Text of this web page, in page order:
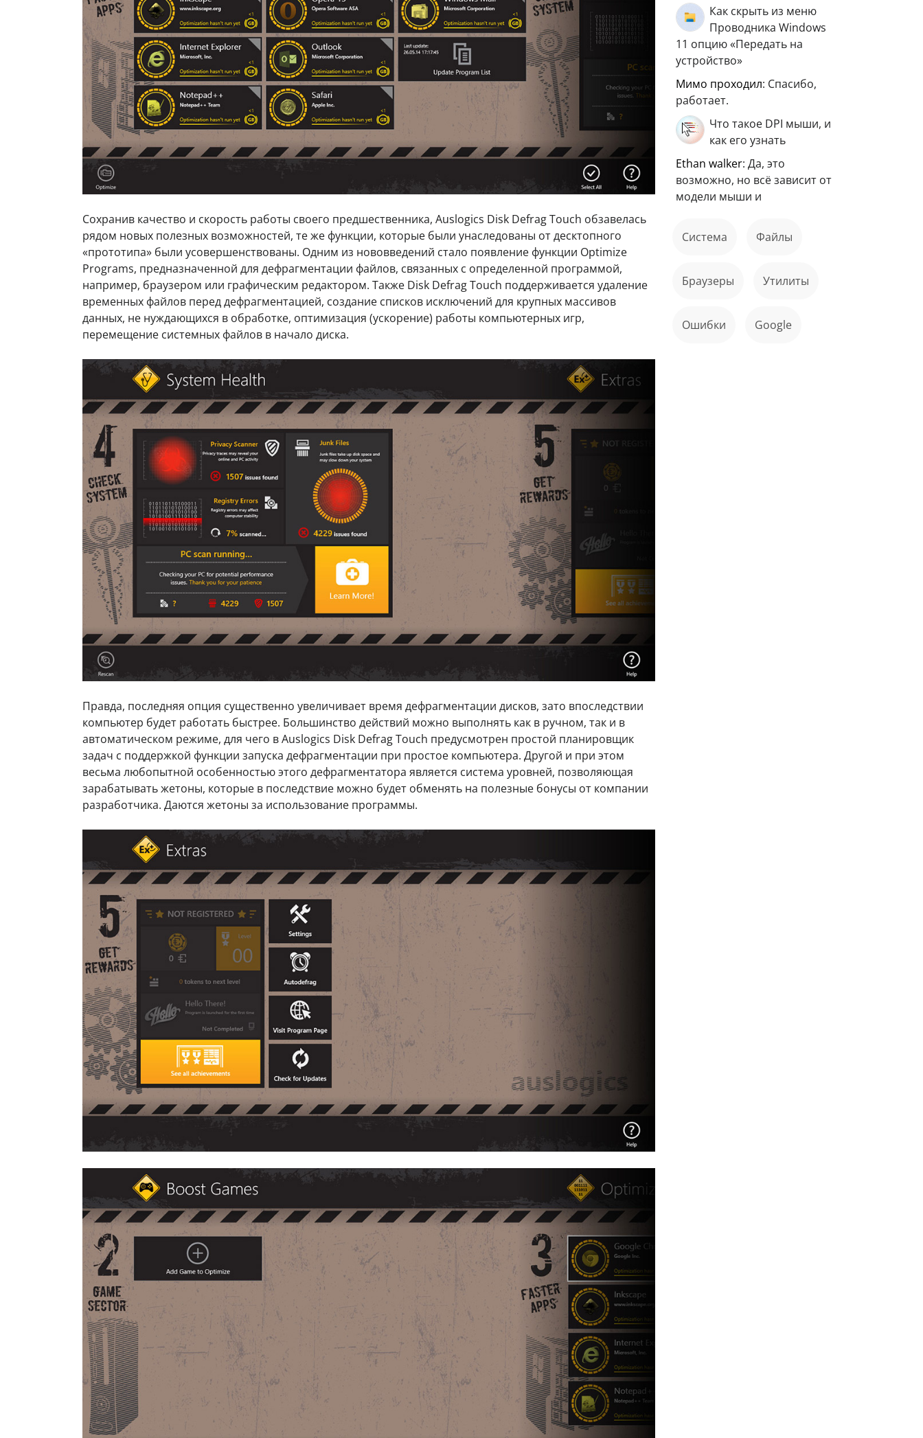
Сохранив качество и скорость работы своего предшественника, Auslogics Disk Defrag Touch обзавелась
рядом новых полезных возможностей, те же функции, которые были унаследованы от десктопного
«прототипа» были усовершенствованы. Одним из нововведений стало появление функции Optimize
Programs, предназначенной для дефрагментации файлов, связанных с определенной программой,
например, браузером или графическим редактором. Также Disk Defrag Touch поддерживается удаление
временных файлов перед дефрагментацией, создание списков исключений для крупных массивов
данных, не нуждающихся в обработке, оптимизация (ускорение) работы компьютерных игр,
перемещение системных файлов в начало диска.
Правда, последняя опция существенно увеличивает время дефрагментации дисков, зато впоследствии
компьютер будет работать быстрее. Большинство действий можно выполнять как в ручном, так и в
автоматическом режиме, для чего в Auslogics Disk Defrag Touch предусмотрен простой планировщик
задач с поддержкой функции запуска дефрагментации при простое компьютера. Другой и при этом
весьма любопытной особенностью этого дефрагментатора является система уровней, позволяющая
зарабатывать жетоны, которые в последствие можно будет обменять на полезные бонусы от компании
разработчика. Даются жетоны за использование программы.
Как скрыть из меню
Проводника Windows
11 опцию «Передать на
устройство»
мимо проходил: Спасибо,
работает.
Что такое DPI мыши, и
как его узнать
ethan walker: Да, это
возможно, но всё зависит от
модели мыши и
Система файлы
Браузеры Утилиты
ошибки Google